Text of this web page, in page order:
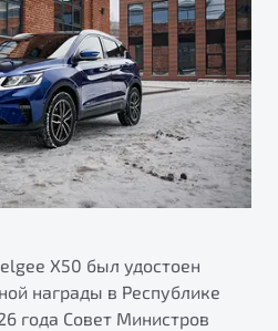
Х50 был удостоен
награды в Республике
года Совет Министров